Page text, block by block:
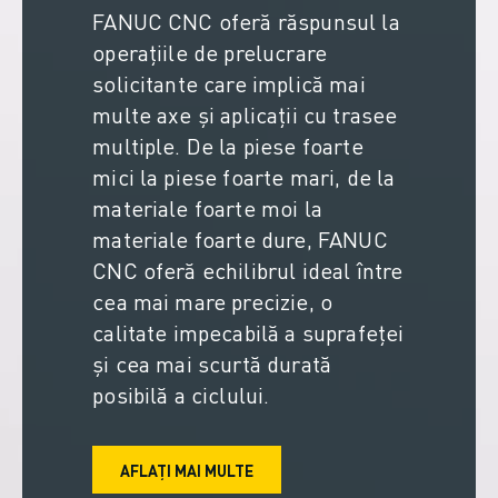
SOLUȚII EDUCAȚIONALE
WORLDSKILLS ȘI TINERELE TALENTE
EVENIMENTE EDUCAȚIONALE
ȘTIRI ȘI MEDIA
ȘTIRI ȘI MEDIA
EVENIMENTE
EVENIMENTE EDUCAȚIONALE
DESPRE FANUC
DESPRE FANUC
FANUC ÎN EUROPA
LOCAȚIILE NOASTRE
SUSTENABILITATE
PROIECTAȚI VIITORUL CU FANUC
ALĂTURAȚI-VĂ ECHIPEI FANUC » CARIERĂ
FANUC CNC oferă răspunsul la
operațiile de prelucrare
solicitante care implică mai
multe axe și aplicații cu trasee
multiple. De la piese foarte
mici la piese foarte mari, de la
materiale foarte moi la
materiale foarte dure, FANUC
CNC oferă echilibrul ideal între
cea mai mare precizie, o
calitate impecabilă a suprafeței
și cea mai scurtă durată
posibilă a ciclului.
AFLAȚI MAI MULTE